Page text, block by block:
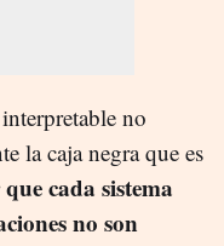
no
la caja negra que es
cada sistema
no son